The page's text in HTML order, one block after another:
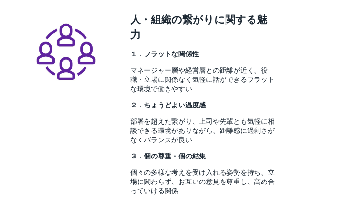
人・組織の繋がりに関する魅
力
１．フラットな関係性
マネージャー層や経営層との距離が近く、役
職・立場に関係なく気軽に話ができるフラット
な環境で働きやすい
２．ちょうどよい温度感
部署を超えた繋がり、上司や先輩とも気軽に相
談できる環境がありながら、距離感に過剰さが
なくバランスが良い
３．個の尊重・個の結集
個々の多様な考えを受け入れる姿勢を持ち、立
場に関わらず、お互いの意見を尊重し、高め合
っていける関係